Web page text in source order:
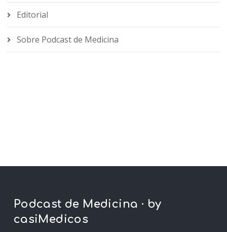
Editorial
Sobre Podcast de Medicina
Podcast de Medicina · by
casiMedicos